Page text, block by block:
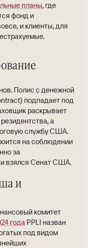
планы, где
фонд и
и клиенты, для
Полис с денежной
подпадает под
раскрывает
а
службу США.
на соблюдении
за
и взялся Сенат США.
и
комитет
года PPLI назван
под видом